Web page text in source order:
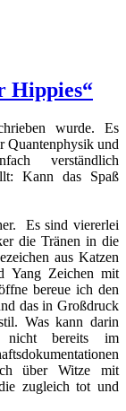
Hippies“
wurde. Es
Quantenphysik und
verständlich
Kann das Spaß
Es sind viererlei
die Tränen in die
aus Katzen
Yang Zeichen mit
bereue ich den
das in Großdruck
Was kann darin
nicht bereits im
über Witze mit
zugleich tot und